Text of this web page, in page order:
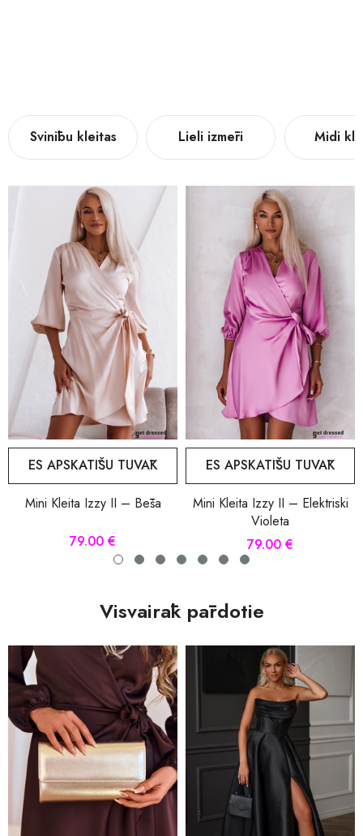
Svinību kleitas Lieli izmēri Midi
ES APSKATĪŠU TUVĀK
Mini Kleita Izzy II – Bēša
79.00 €
ES APSKATĪŠU TUVĀK
Mini Kleita Izzy II – Elektriski
Violeta
79.00 €
Visvairāk pārdotie